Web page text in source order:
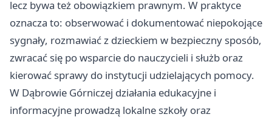
lecz bywa też obowiązkiem prawnym. W praktyce
oznacza to: obserwować i dokumentować niepokojące
sygnały, rozmawiać z dzieckiem w bezpieczny sposób,
zwracać się po wsparcie do nauczycieli i służb oraz
kierować sprawy do instytucji udzielających pomocy.
W Dąbrowie Górniczej działania edukacyjne i
informacyjne prowadzą lokalne szkoły oraz